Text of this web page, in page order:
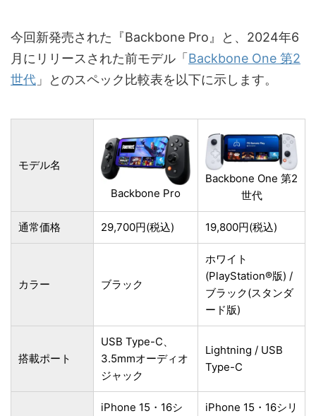
今回新発売された『Backbone Pro』と、2024年6
月にリリースされた前モデル「Backbone One 第2
世代 」とのスペック比較表を以下に示します。
モデル名
Backbone Pro
Backbone One 第2
世代
通常価格 29,700円(税込) 19,800円(税込)
カラー ブラック
ホワイト
(PlayStation®版) /
ブラック(スタンダ
ード版)
搭載ポート
USB Type-C、
3.5mmオーディオ
ジャック
Lightning / USB
Type-C
iPhone 15・16シ
iPhone 15・16シリ